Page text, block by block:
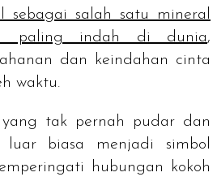
sebagai salah satu mineral
paling indah di dunia,
dan keindahan cinta
waktu.
tak pernah pudar dan
luar biasa menjadi simbol
hubungan kokoh